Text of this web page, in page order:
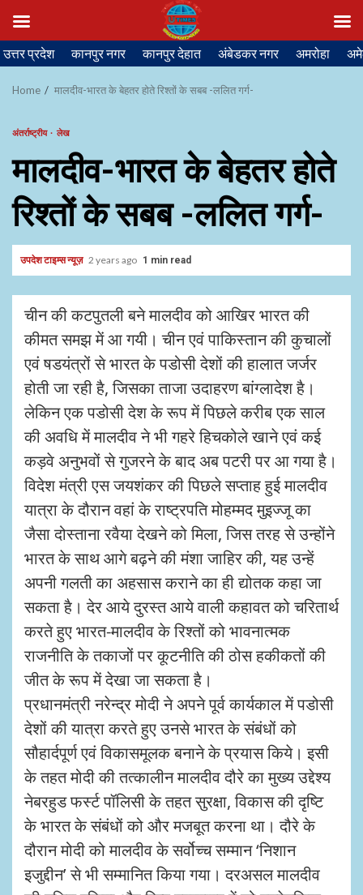
Skip
to
content
उत्तर प्रदेश कानपुर नगर कानपुर देहात अंबेडकर नगर अमरोहा
Home मालदीव-भारत के बेहतर होते रिश्तों के सबब -ललित गर्ग-
अंतर्राष्ट्रीय लेख
मालदीव-भारत के बेहतर होते
रिश्तों के सबब -ललित गर्ग-
उपदेश टाइम्स न्यूज़ 2 years ago 1 min read
चीन की कटपुतली बने मालदीव को आखिर भारत की
कीमत समझ में आ गयी। चीन एवं पाकिस्तान की कुचालों
एवं षडयंत्रों से भारत के पडोसी देशों की हालात जर्जर
होती जा रही है, जिसका ताजा उदाहरण बांग्लादेश है।
लेकिन एक पडोसी देश के रूप में पिछले करीब एक साल
की अवधि में मालदीव ने भी गहरे हिचकोले खाने एवं कई
कड़वे अनुभवों से गुजरने के बाद अब पटरी पर आ गया है।
विदेश मंत्री एस जयशंकर की पिछले सप्ताह हुई मालदीव
यात्रा के दौरान वहां के राष्ट्रपति मोहम्मद मुइज्जू का
जैसा दोस्ताना रवैया देखने को मिला, जिस तरह से उन्होंने
भारत के साथ आगे बढ़ने की मंशा जाहिर की, यह उन्हें
अपनी गलती का अहसास कराने का ही द्योतक कहा जा
सकता है। देर आये दुरस्त आये वाली कहावत को चरितार्थ
करते हुए भारत-मालदीव के रिश्तों को भावनात्मक
राजनीति के तकाजों पर कूटनीति की ठोस हकीकतों की
जीत के रूप में देखा जा सकता है।
प्रधानमंत्री नरेन्द्र मोदी ने अपने पूर्व कार्यकाल में पडोसी
देशों की यात्रा करते हुए उनसे भारत के संबंधों को
सौहार्दपूर्ण एवं विकासमूलक बनाने के प्रयास किये। इसी
के तहत मोदी की तत्कालीन मालदीव दौरे का मुख्य उद्देश्य
नेबरहुड फर्स्ट पॉलिसी के तहत सुरक्षा, विकास की दृष्टि
के भारत के संबंधों को और मजबूत करना था। दौरे के
दौरान मोदी को मालदीव के सर्वोच्च सम्मान ‘निशान
इजुद्दीन’ से भी सम्मानित किया गया। दरअसल मालदीव